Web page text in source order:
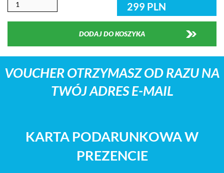
299 PLN
DODAJ DO KOSZYKA
VOUCHER OTRZYMASZ OD RAZU NA
TWÓJ ADRES E-MAIL
KARTA PODARUNKOWA W
PREZENCIE